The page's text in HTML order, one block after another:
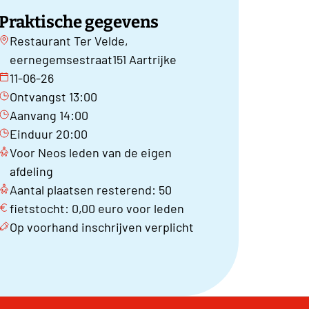
gegevens
Restaurant Ter Velde,
eernegemsestraat151 Aartrijke
11-06-26
Ontvangst 13:00
Aanvang 14:00
Einduur 20:00
Voor Neos leden van de eigen
afdeling
Aantal plaatsen resterend: 50
fietstocht: 0,00 euro voor leden
Op voorhand inschrijven verplicht